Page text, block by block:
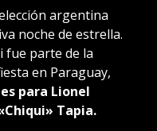
argentina
noche de estrella.
fue parte de la
en Paraguay,
para Lionel
Tapia.